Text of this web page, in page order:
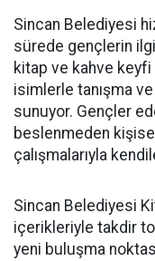
Sincan Belediyesi
sürede gençlerin
kitap ve kahve keyfi
isimlerle tanışma
sunuyor. Gençler
beslenmeden
çalışmalarıyla
Sincan Belediyesi
içerikleriyle takdir
yeni buluşma